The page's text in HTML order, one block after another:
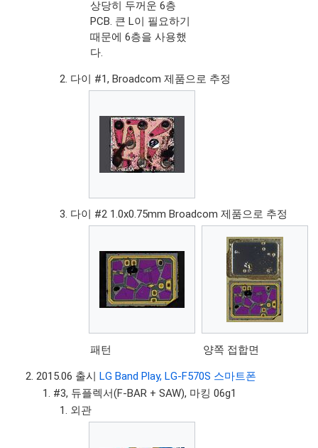
상당히 두꺼운 6층
PCB. 큰 L이 필요하기
때문에 6층을 사용했
다.
다이 #1, Broadcom 제품으로 추정
다이 #2 1.0x0.75mm Broadcom 제품으로 추정
패턴 양쪽 접합면
2015.06 출시LG Band Play, LG-F570S 스마트폰
#3, 듀플렉서(F-BAR + SAW), 마킹 06g1
외관